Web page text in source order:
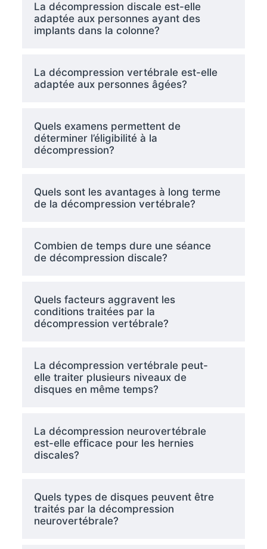
La décompression discale est-elle
adaptée aux personnes ayant des
implants dans la colonne?
La décompression vertébrale est-elle
adaptée aux personnes âgées?
Quels examens permettent de
déterminer l’éligibilité à la
décompression?
Quels sont les avantages à long terme
de la décompression vertébrale?
Combien de temps dure une séance
de décompression discale?
Quels facteurs aggravent les
conditions traitées par la
décompression vertébrale?
La décompression vertébrale peut-
elle traiter plusieurs niveaux de
disques en même temps?
La décompression neurovertébrale
est-elle efficace pour les hernies
discales?
Quels types de disques peuvent être
traités par la décompression
neurovertébrale?